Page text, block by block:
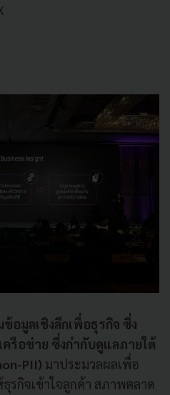
มูลเชิงลึกเพื่อธุรกิจ ซึ่ง
รือข่าย ซึ่งกำกับดูแลภายใต้
PII) มาประมวลผลเพื่อ
รกิจเข้าใจลูกค้า สภาพตลาด